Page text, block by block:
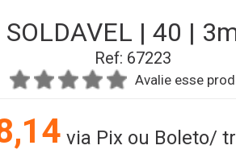
SOLDAVEL | 40 |
Ref: 67223
Avalie esse
via Pix ou Boleto/